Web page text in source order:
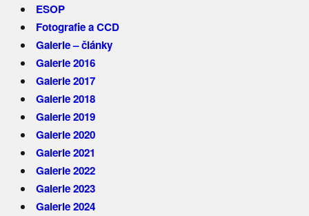
ESOP
Fotografie a CCD
Galerie – články
Galerie 2016
Galerie 2017
Galerie 2018
Galerie 2019
Galerie 2020
Galerie 2021
Galerie 2022
Galerie 2023
Galerie 2024